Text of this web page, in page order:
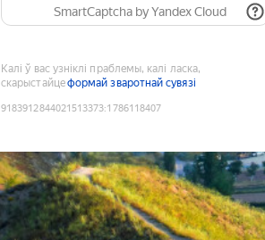
SmartCaptcha by Yandex Cloud
Калі ў вас узніклі праблемы, калі ласка,
скарыстайцеформай зваротнай сувязі
9183912844021513373:1786118407